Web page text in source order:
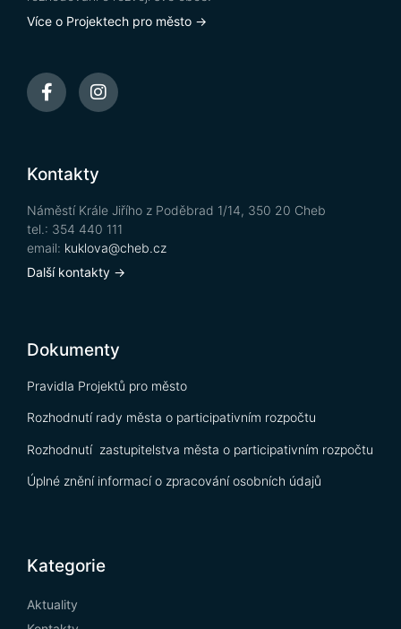
Více o Projektech pro město →
Kontakty
Náměstí Krále Jiřího z Poděbrad 1/14, 350 20 Cheb
tel.: 354 440 111
email: kuklova@cheb.cz
Další kontakty →
Dokumenty
Pravidla Projektů pro město
Rozhodnutí rady města o participativním rozpočtu
Rozhodnutí zastupitelstva města o participativním rozpočtu
Úplné znění informací o zpracování osobních údajů
Kategorie
Aktuality